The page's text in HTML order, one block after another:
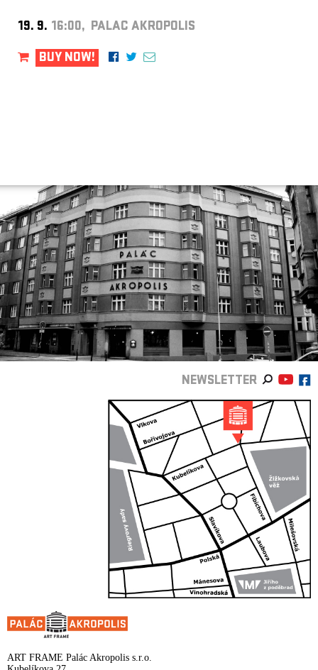
19. 9. 16:00, PALAC AKROPOLIS
BUY NOW!
NEWSLETTER
ART FRAME Palác Akropolis s.r.o.